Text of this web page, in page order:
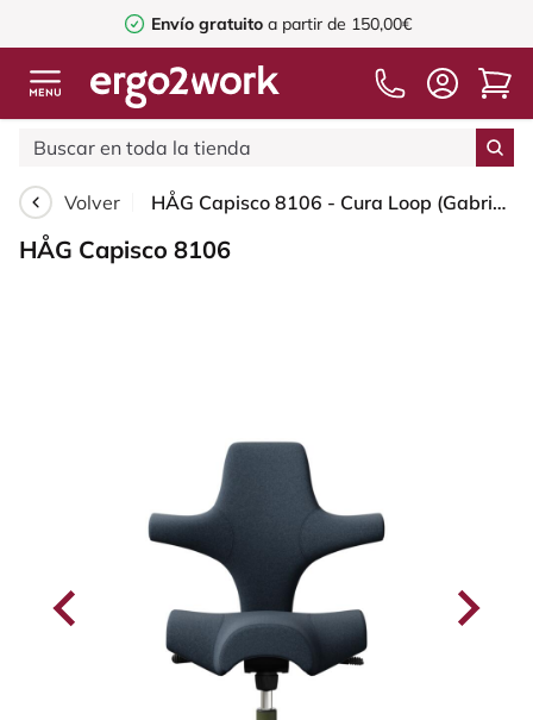
Envío gratuito a partir de 150,00€
Volver HÅG Capisco 8106 - Cura Loop (Gabriel) - Poliéster reciclados - CLP66165 Blue - Moss Grey - 150mm (seat height 40–55cm) - Glides
HÅG Capisco 8106